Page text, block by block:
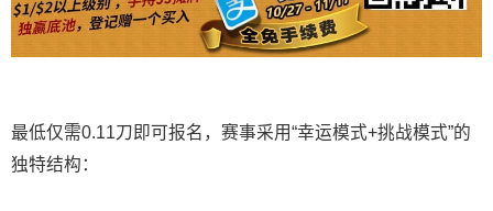
最低仅需0.11刀即可报名，赛事采用“幸运模式+挑战模式”的
独特结构：